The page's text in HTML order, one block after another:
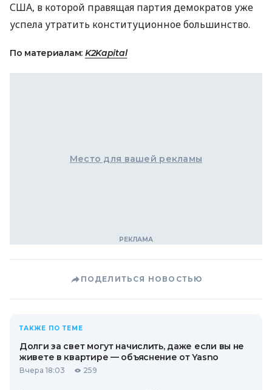
США, в которой правящая партия демократов уже
успела утратить конституционное большинство.
По материалам: K2Kapital
Место для вашей рекламы
ПОДЕЛИТЬСЯ НОВОСТЬЮ
ТАКЖЕ ПО ТЕМЕ
Долги за свет могут начислить, даже если вы не
живете в квартире — объяснение от Yasno
Вчера 18:03 259